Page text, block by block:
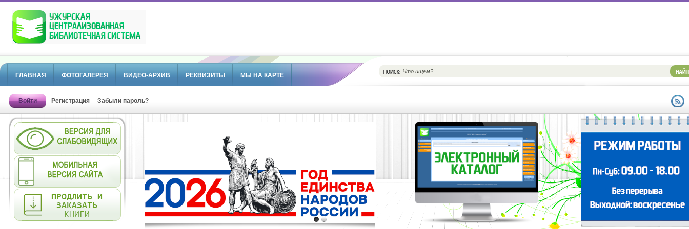
ГЛАВНАЯ ФОТОГАЛЕРЕЯ ВИДЕО-АРХИВ РЕКВИЗИТЫ МЫ НА КАРТЕ
Войти Регистрация Забыли пароль?